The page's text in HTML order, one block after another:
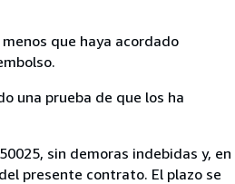
que haya acordado
una prueba de que los ha
sin demoras indebidas y, en
presente contrato. El plazo se